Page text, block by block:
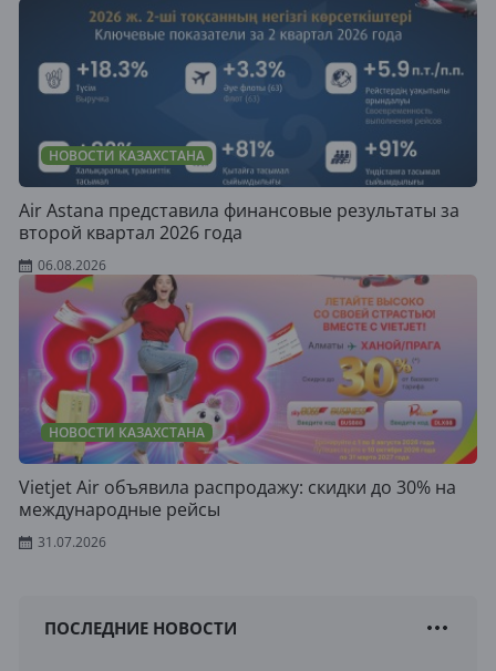
НОВОСТИ КАЗАХСТАНА
Air Astana представила финансовые результаты за
второй квартал 2026 года
06.08.2026
НОВОСТИ КАЗАХСТАНА
Vietjet Air объявила распродажу: скидки до 30% на
международные рейсы
31.07.2026
ПОСЛЕДНИЕ НОВОСТИ